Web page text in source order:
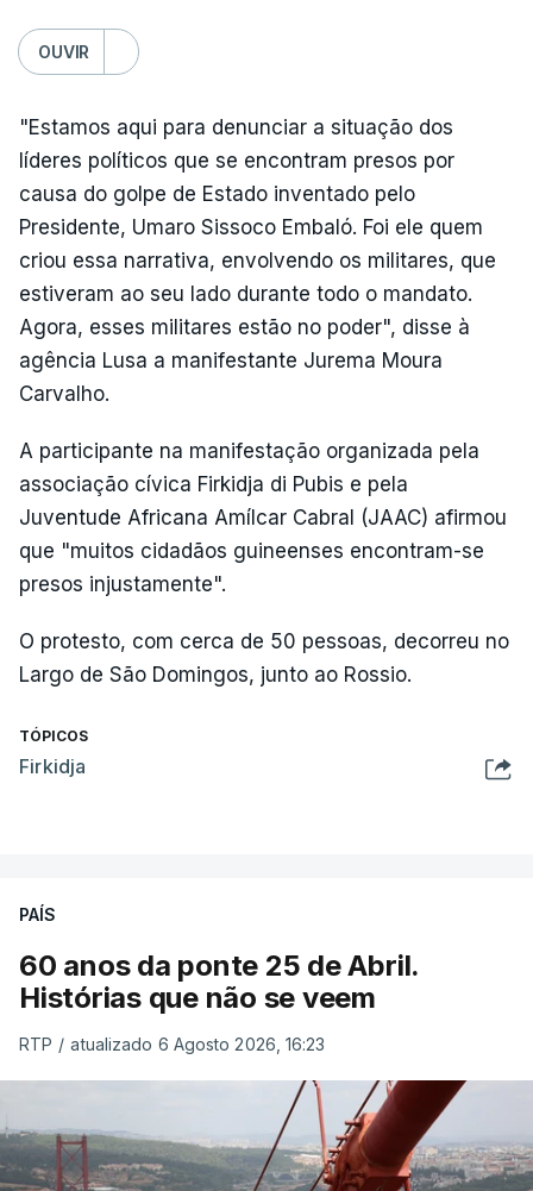
OUVIR
"Estamos aqui para denunciar a situação dos
líderes políticos que se encontram presos por
causa do golpe de Estado inventado pelo
Presidente, Umaro Sissoco Embaló. Foi ele quem
criou essa narrativa, envolvendo os militares, que
estiveram ao seu lado durante todo o mandato.
Agora, esses militares estão no poder", disse à
agência Lusa a manifestante Jurema Moura
Carvalho.
A participante na manifestação organizada pela
associação cívica Firkidja di Pubis e pela
Juventude Africana Amílcar Cabral (JAAC) afirmou
que "muitos cidadãos guineenses encontram-se
presos injustamente".
O protesto, com cerca de 50 pessoas, decorreu no
Largo de São Domingos, junto ao Rossio.
TÓPICOS
Firkidja
PAÍS
60 anos da ponte 25 de Abril.
Histórias que não se veem
RTP / atualizado 6 Agosto 2026, 16:23